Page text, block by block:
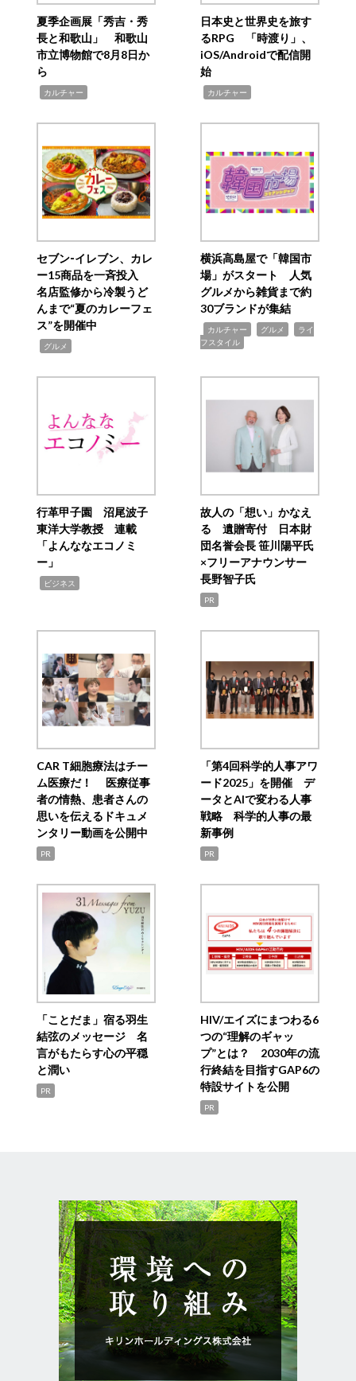
夏季企画展「秀吉・秀
長と和歌山」 和歌山
市立博物館で8月8日か
ら
カルチャー
日本史と世界史を旅す
るRPG 「時渡り」、
iOS/Androidで配信開
始
カルチャー
セブン‐イレブン、カレ
ー15商品を一斉投入
名店監修から冷製うど
んまで“夏のカレーフェ
ス”を開催中
グルメ
横浜高島屋で「韓国市
場」がスタート 人気
グルメから雑貨まで約
30ブランドが集結
カルチャー グルメ
ライ
フスタイル
行革甲子園 沼尾波子
東洋大学教授 連載
「よんななエコノミ
ー」
ビジネス
故人の「想い」かなえ
る 遺贈寄付 日本財
団名誉会長 笹川陽平氏
×フリーアナウンサー
長野智子氏
PR
CAR T細胞療法はチー
ム医療だ！ 医療従事
者の情熱、患者さんの
思いを伝えるドキュメ
ンタリー動画を公開中
PR
「第4回科学的人事アワ
ード2025」を開催 デ
ータとAIで変わる人事
戦略 科学的人事の最
新事例
PR
「ことだま」宿る羽生
結弦のメッセージ 名
言がもたらす心の平穏
と潤い
PR
HIV/エイズにまつわる6
つの“理解のギャッ
プ”とは？ 2030年の流
行終結を目指すGAP6の
特設サイトを公開
PR